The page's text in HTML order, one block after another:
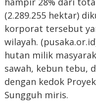
(2.289.255 hektar)
korporat tersebut
wilayah.
hutan milik
sawah, kebun tebu,
dengan kedok
Sungguh miris.